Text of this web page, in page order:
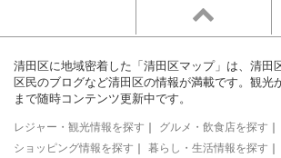
清田区に地域密着した「清田区マップ」は、清田
区民のブログなど清田区の情報が満載です。観光
まで随時コンテンツ更新中です。
レジャー・観光情報を探す ｜ グルメ・飲食店を探す ｜
ショッピング情報を探す ｜ 暮らし・生活情報を探す ｜